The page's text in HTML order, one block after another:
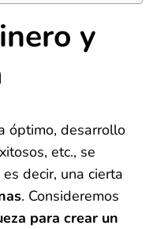
y
óptimo, desarrollo
etc., se
decir, una cierta
. Consideremos
para crear un